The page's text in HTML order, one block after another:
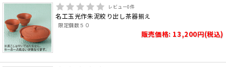
レビュー0件
名工玉光作朱泥絞り出し茶器揃え
限定個数５０
販売価格: 13,200円(税込)